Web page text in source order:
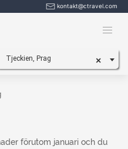
kontakt@ctravel.com
×
Tjeckien, Prag
förutom januari och du